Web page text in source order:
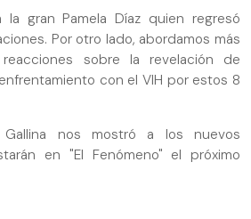
la gran Pamela Díaz quien regresó
Por otro lado, abordamos más
sobre la revelación de
con el VIH por estos 8
Gallina nos mostró a los nuevos
en "El Fenómeno" el próximo